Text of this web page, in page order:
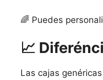
🌈 Puedes
📈
Las cajas